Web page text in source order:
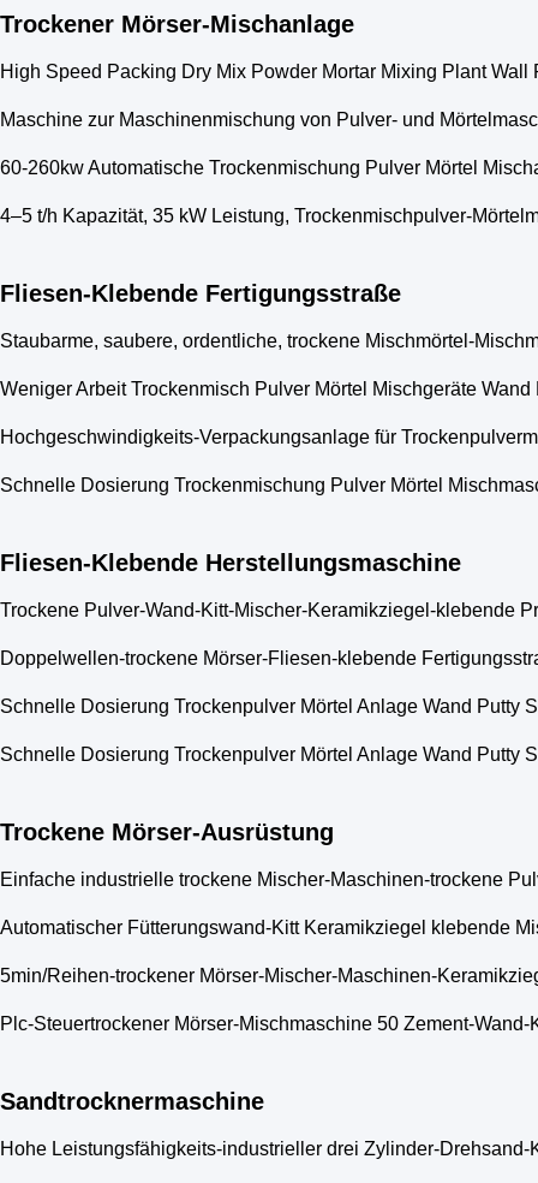
Trockener Mörser-Mischanlage
High Speed Packing Dry Mix Powder Mortar Mixing Plant
Maschine zur Maschinenmischung von Pulver- und
60-260kw Automatische Trockenmischung Pulver Mörtel
4–5 t/h Kapazität, 35 kW Leistung, Trockenmischpulver-
Fliesen-Klebende Fertigungsstraße
Staubarme, saubere, ordentliche, trockene Mischmörtel-
Weniger Arbeit Trockenmisch Pulver Mörtel Mischgeräte
Hochgeschwindigkeits-Verpackungsanlage für
Schnelle Dosierung Trockenmischung Pulver Mörtel
Fliesen-Klebende Herstellungsmaschine
Trockene Pulver-Wand-Kitt-Mischer-Keramikziegel-klebende
Doppelwellen-trockene Mörser-Fliesen-klebende
Schnelle Dosierung Trockenpulver Mörtel Anlage Wand
Schnelle Dosierung Trockenpulver Mörtel Anlage Wand
Trockene Mörser-Ausrüstung
Einfache industrielle trockene Mischer-Maschinen-trockene
Automatischer Fütterungswand-Kitt Keramikziegel klebende
5min/Reihen-trockener Mörser-Mischer-Maschinen-
Plc-Steuertrockener Mörser-Mischmaschine 50 Zement-
Sandtrocknermaschine
Hohe Leistungsfähigkeits-industrieller drei Zylinder-